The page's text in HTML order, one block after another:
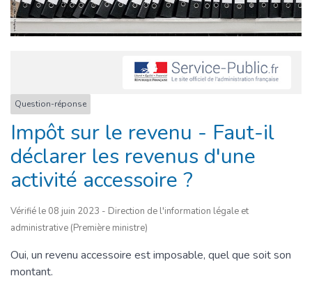
Question-réponse
Impôt sur le revenu - Faut-il
déclarer les revenus d'une
activité accessoire ?
Vérifié le 08 juin 2023 - Direction de l'information légale et
administrative (Première ministre)
Oui, un revenu accessoire est imposable, quel que soit son
montant.